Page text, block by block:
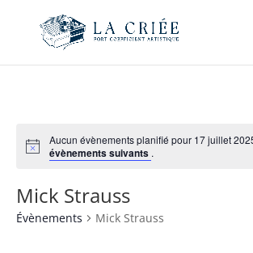
Aucun évènements planifié pour 17 juillet
évènements suivants .
Mick Strauss
Évènements Mick Strauss